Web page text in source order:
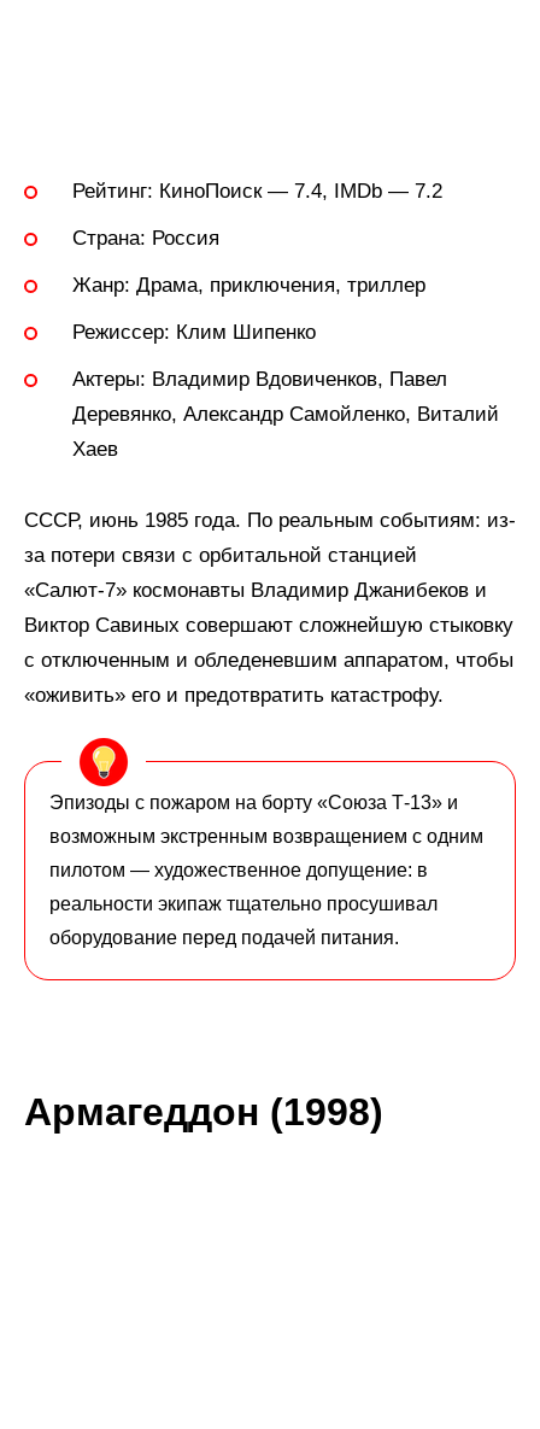
Рейтинг: КиноПоиск — 7.4, IMDb — 7.2
Страна: Россия
Жанр: Драма, приключения, триллер
Режиссер: Клим Шипенко
Актеры: Владимир Вдовиченков, Павел
Деревянко, Александр Самойленко, Виталий
Хаев
СССР, июнь 1985 года. По реальным событиям: из-
за потери связи с орбитальной станцией
«Салют-7» космонавты Владимир Джанибеков и
Виктор Савиных совершают сложнейшую стыковку
с отключенным и обледеневшим аппаратом, чтобы
«оживить» его и предотвратить катастрофу.
Эпизоды с пожаром на борту «Союза Т-13» и
возможным экстренным возвращением с одним
пилотом — художественное допущение: в
реальности экипаж тщательно просушивал
оборудование перед подачей питания.
Армагеддон (1998)